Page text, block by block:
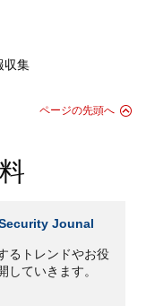
収集
ページの先頭へ
Jounal
るトレンドやお役
していきます。